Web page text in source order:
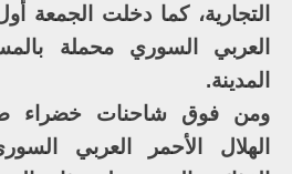
التجارية، كما دخلت الجمعة
العربي السوري محملة
المدينة.
ومن فوق شاحنات خضراء
الهلال الأحمر العربي